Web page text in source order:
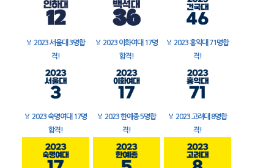
🏅 2023 서울대 3명합
격!
🏅 2023 이화여대 17명
합격!
🏅 2023 홍익대 71명합
격!
🏅 2023 숙명여대 17명
합격!
🏅 2023 한예종 5명합
격!
🏅 2023 고려대 8명합
격!